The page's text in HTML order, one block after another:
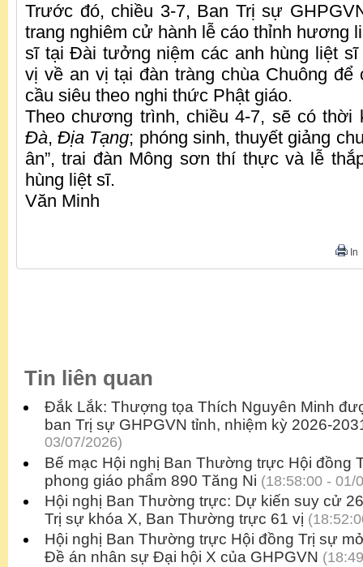
Trước đó, chiều 3-7, Ban Trị sự
trang nghiêm cử hành lễ cáo thỉnh hương
sĩ tại Đài tưởng niệm các anh hùng liệt sĩ
vị về an vị tại đàn tràng chùa Chuông để
cầu siêu theo nghi thức Phật giáo.
Theo chương trình, chiều 4-7, sẽ có thời
Đà,Địa Tạng; phóng sinh, thuyết giảng
ân”, trai đàn Mông sơn thí thực và lễ
hùng liệt sĩ.
Văn Minh
In
Tin liên quan
Đắk Lắk: Thượng tọa Thích Nguyên Minh
ban Trị sự GHPGVN tỉnh, nhiệm kỳ 2026-
03/07/2026)
Bế mạc Hội nghị Ban Thường trực Hội đồng
phong giáo phẩm 890 Tăng Ni (18:58:00 - 01/
Hội nghị Ban Thường trực: Dự kiến suy cử
Trị sự khóa X, Ban Thường trực 61 vị
Hội nghị Ban Thường trực Hội đồng Trị sự
Đề án nhân sự Đại hội X của GHPGVN